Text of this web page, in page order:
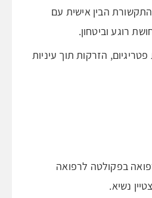
הבין אישית עם
רוגע וביטחון.
פטריגיום, הזרקות תוך עיניות
רפואה בפקולטה לרפואה
נשיא.